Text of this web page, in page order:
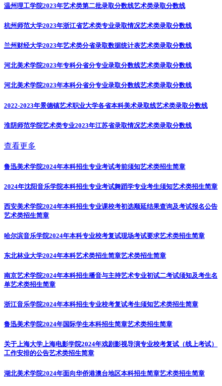
温州理工学院2023年艺术类第二批录取分数线艺术类录取分数线
杭州师范大学2023年浙江省艺术类专业录取情况艺术类录取分数线
兰州财经大学2023年艺术类分省录取数据统计表艺术类录取分数线
河北美术学院2023年专科分省分专业录取分数线艺术类录取分数线
河北美术学院2023年本科分省分专业录取分数线艺术类录取分数线
2022-2023年景德镇艺术职业大学各省本科美术录取线艺术类录取分数线
淮阴师范学院艺术类专业2023年江苏省录取情况艺术类录取分数线
查看更多
鲁迅美术学院2024年本科招生专业考试考前须知艺术类招生简章
2024年沈阳音乐学院本科招生专业考试舞蹈学专业考生须知艺术类招生简章
西安美术学院2024年本科招生专业课校考初选顺延结果查询及考试报名公告
艺术类招生简章
哈尔滨音乐学院2024年本科专业校考复试现场考试要求艺术类招生简章
东北林业大学2024年本科艺术类招生简章艺术类招生简章
南京艺术学院2024年本科招生播音与主持艺术专业初试二考试须知及考生名
单艺术类招生简章
浙江音乐学院2024年本科招生专业校考复试考生须知艺术类招生简章
鲁迅美术学院2024年国际学生本科招生简章艺术类招生简章
关于上海大学上海电影学院2024年戏剧影视导演专业校考复试（线上考试）
工作安排的公告艺术类招生简章
湖北美术学院2024年面向华侨港澳台地区本科招生简章艺术类招生简章